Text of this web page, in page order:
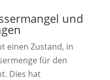
und
einen Zustand, in
für den
Dies hat